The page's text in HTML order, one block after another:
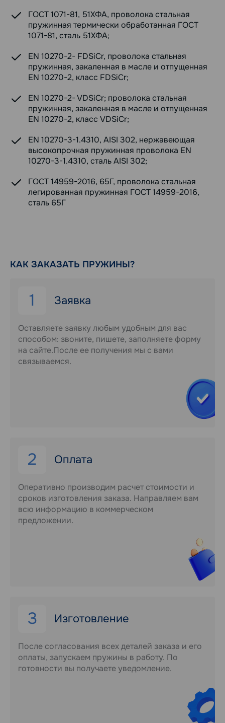
ГОСТ 1071-81, 51ХФА, проволока стальная
пружинная термически обработанная ГОСТ
1071-81, сталь 51ХФА;
EN 10270-2- FDSiCr, проволока стальная
пружинная, закаленная в масле и отпущенная
EN 10270-2, класс FDSiCr;
EN 10270-2- VDSiCr; проволока стальная
пружинная, закаленная в масле и отпущенная
EN 10270-2, класс VDSiCr;
EN 10270-3-1.4310, AISI 302, нержавеющая
высокопрочная пружинная проволока EN
10270-3-1.4310, сталь AISI 302;
ГОСТ 14959-2016, 65Г, проволока стальная
легированная пружинная ГОСТ 14959-2016,
сталь 65Г
КАК ЗАКАЗАТЬ ПРУЖИНЫ?
1 Заявка
Оставляете заявку любым удобным для вас
способом: звоните, пишете, заполняете форму
на сайте.После ее получения мы с вами
связываемся.
2 Оплата
Оперативно производим расчет стоимости и
сроков изготовления заказа. Направляем вам
всю информацию в коммерческом
предложении.
3 Изготовление
После согласования всех деталей заказа и его
оплаты, запускаем пружины в работу. По
готовности вы получаете уведомление.